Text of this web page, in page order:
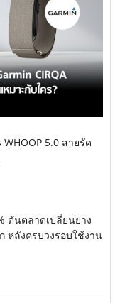
5.0 สายรัด
ดันตลาดเปลี่ยนยาง
หลังครบวงรอบใช้งาน